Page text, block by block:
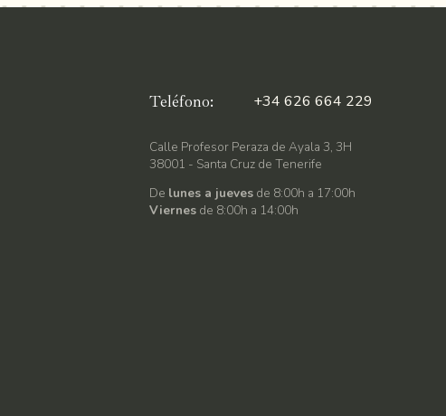
Teléfono: +34 626 664 229
Calle Profesor Peraza de Ayala 3, 3H
38001 - Santa Cruz de Tenerife
De lunes a juevesde 8:00h a 17:00h
Viernesde 8:00h a 14:00h